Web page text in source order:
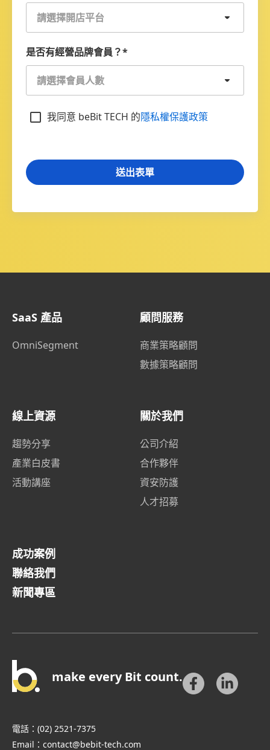
請選擇開店平台
是否有經營品牌會員？*
請選擇會員人數
我同意 beBit TECH 的隱私權保護政策
SaaS 產品
OmniSegment
顧問服務
商業策略顧問
數據策略顧問
線上資源
趨勢分享
產業白皮書
活動講座
關於我們
公司介紹
合作夥伴
資安防護
人才招募
成功案例
聯絡我們
新聞專區
make every Bit count.
電話： (02) 2521-7375
Email： contact@bebit-tech.com